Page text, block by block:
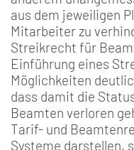
aus dem jeweiligen
Mitarbeiter zu
Streikrecht für
Einführung eines
Möglichkeiten
dass damit die
Beamten verloren
Tarif- und
Systeme darstellen,